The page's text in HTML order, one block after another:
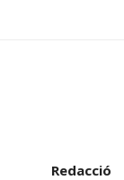
Redacció